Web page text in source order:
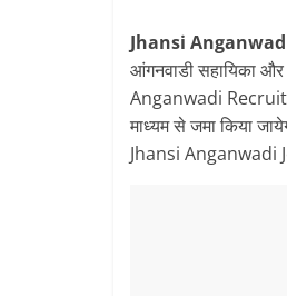
Jhansi
आंगनवाडी सहायिका और
Anganwadi
माध्यम से जमा किया
Jhansi Anganwadi